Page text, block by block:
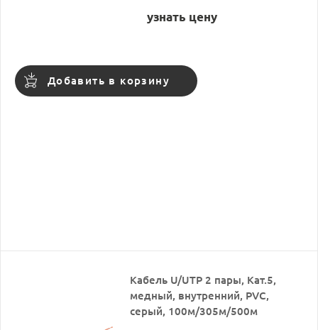
узнать цену
Добавить в корзину
Кабель U/UTP 2 пары, Кат.5,
медный, внутренний, PVC,
серый, 100м/305м/500м